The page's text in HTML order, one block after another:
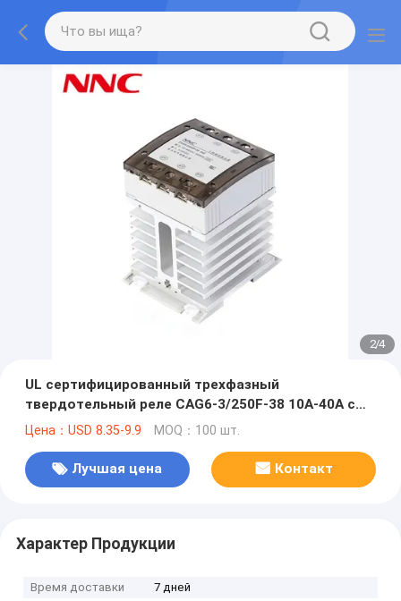
2/4
UL сертифицированный трехфазный
твердотельный реле CAG6-3/250F-38 10A-40A с
теплоотводом и монтажом DIN-Rail
Цена：USD 8.35-9.9 MOQ：100 шт.
Лучшая цена Контакт
Характер Продукции
Время доставки
7 дней